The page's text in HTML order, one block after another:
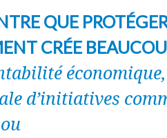
QUE
CRÉE
d’initiatives